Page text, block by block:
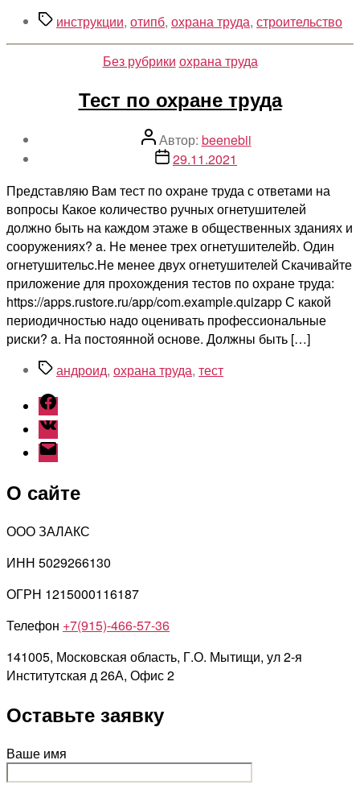
Меткиинструкции, отипб, охрана труда, строительство
Рубрики
Без рубрики охрана труда
Тест по охране труда
Автор
записи
Автор: beenebii
Дата29.11.2021
Представляю Вам тест по охране труда с ответами на
вопросы Какое количество ручных огнетушителей
должно быть на каждом этаже в общественных зданиях и
сооружениях? a. Не менее трех огнетушителейb. Один
огнетушительc.Не менее двух огнетушителей Скачивайте
приложение для прохождения тестов по охране труда:
https://apps.rustore.ru/app/com.example.quizapp С какой
периодичностью надо оценивать профессиональные
риски? a. На постоянной основе. Должны быть […]
Меткиандроид, охрана труда, тест
Facebook
Vk
Email
О сайте
ООО ЗАЛАКС
ИНН 5029266130
ОГРН 1215000116187
Телефон +7(915)-466-57-36
141005, Московская область, Г.О. Мытищи, ул 2-я
Институтская д 26А, Офис 2
Оставьте заявку
Ваше имя